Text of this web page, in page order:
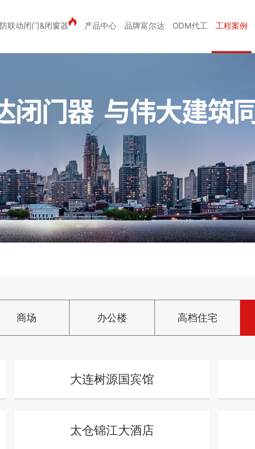
联动闭门&闭窗器 产品中心 品牌富尔达 ODM代工 工程案例
商场 办公楼 高档住宅
大连树源国宾馆
太仓锦江大酒店